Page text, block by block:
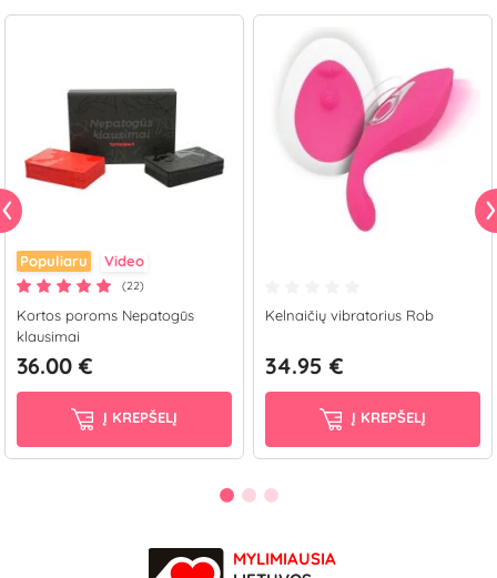
Populiaru Video
(22)
Kortos poroms Nepatogūs
klausimai
36.00 €
Į KREPŠELĮ
Kelnaičių vibratorius Rob
34.95 €
Į KREPŠELĮ
MYLIMIAUSIA